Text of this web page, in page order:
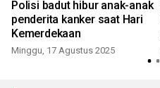
Polisi badut hibur anak-anak
penderita kanker saat Hari
Kemerdekaan
Minggu, 17 Agustus 2025